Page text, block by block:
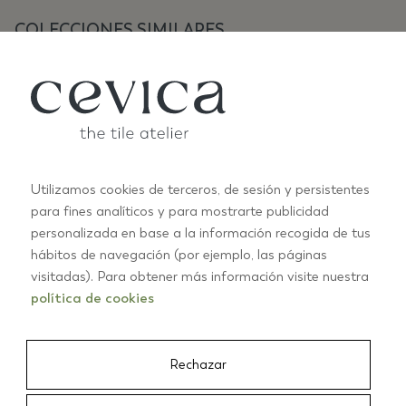
COLECCIONES SIMILARES
ANTIC PASTELS
Utilizamos cookies de terceros, de sesión y persistentes
para fines analíticos y para mostrarte publicidad
personalizada en base a la información recogida de tus
hábitos de navegación (por ejemplo, las páginas
visitadas). Para obtener más información visite nuestra
política de cookies
Rechazar